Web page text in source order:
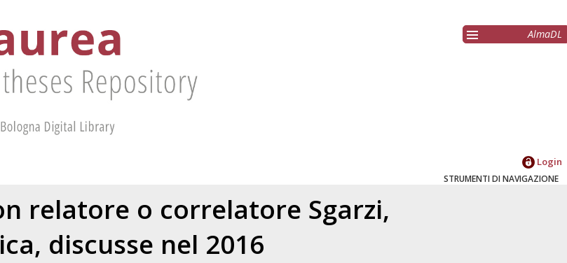
AlmaDL
Login
STRUMENTI DI NAVIGAZIONE
relatore o correlatore Sgarzi,
, discusse nel 2016